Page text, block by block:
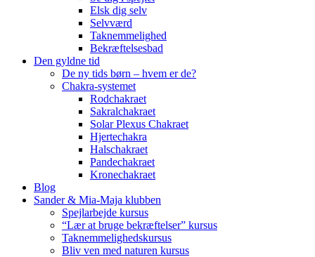
Elsk dig selv
Selvværd
Taknemmelighed
Bekræftelsesbad
Den gyldne tid
De ny tids børn – hvem er de?
Chakra-systemet
Rodchakraet
Sakralchakraet
Solar Plexus Chakraet
Hjertechakra
Halschakraet
Pandechakraet
Kronechakraet
Blog
Sander & Mia-Maja klubben
Spejlarbejde kursus
“Lær at bruge bekræftelser” kursus
Taknemmelighedskursus
Bliv ven med naturen kursus